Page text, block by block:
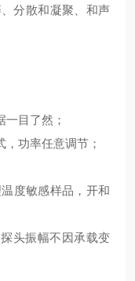
分散和凝聚、和声
目了然；
功率任意调节；
度敏感样品，开和
头振幅不因承载变